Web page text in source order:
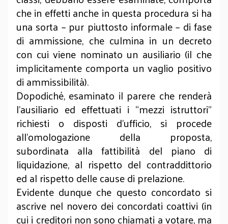
che in effetti anche in questa procedura si ha
una sorta – pur piuttosto informale – di fase
di ammissione, che culmina in un decreto
con cui viene nominato un ausiliario (il che
implicitamente comporta un vaglio positivo
di ammissibilità).
Dopodiché, esaminato il parere che renderà
l’ausiliario ed effettuati i “mezzi istruttori”
richiesti o disposti d’ufficio, si procede
all’omologazione della proposta,
subordinata alla fattibilità del piano di
liquidazione, al rispetto del contraddittorio
ed al rispetto delle cause di prelazione.
Evidente dunque che questo concordato si
ascrive nel novero dei concordati coattivi (in
cui i creditori non sono chiamati a votare, ma